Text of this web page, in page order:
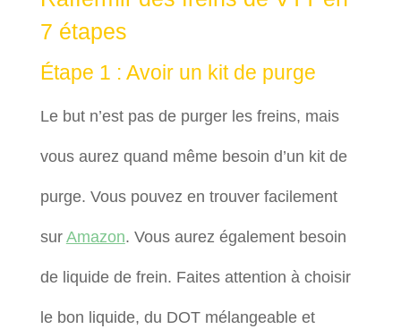
7 étapes
Étape 1 : Avoir un kit de purge
Le but n’est pas de purger les freins, mais
vous aurez quand même besoin d’un kit de
purge. Vous pouvez en trouver facilement
sur Amazon. Vous aurez également besoin
de liquide de frein. Faites attention à choisir
le bon liquide, du DOT mélangeable et